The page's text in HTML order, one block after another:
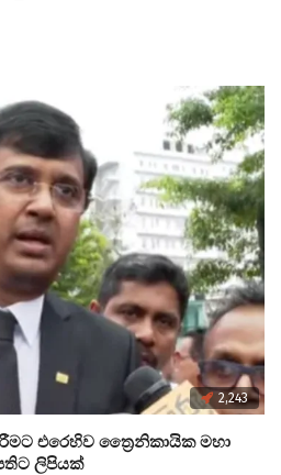
2,243
එරෙහිව ත්‍රෛනිකායික මහා
ලිපියක්